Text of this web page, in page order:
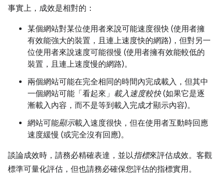
事實上，成效是相對的：
某個網站對某位使用者來說可能速度很快 (使用者擁
有效能強大的裝置，且連上速度快的網路)，但對另一
位使用者來說速度可能很慢 (使用者擁有效能較低的
裝置，且連上速度慢的網路)。
兩個網站可能在完全相同的時間內完成載入，但其中
一個網站可能「看起來」 載入速度較快(如果它是逐
漸載入內容，而不是等到載入完成才顯示內容)。
網站可能顯示載入速度很快，但在使用者互動時回應
速度緩慢 (或完全沒有回應)。
談論成效時，請務必精確表達，並以指標來評估成效。客觀
標準可量化評估，但也請務必確保您評估的指標實用。